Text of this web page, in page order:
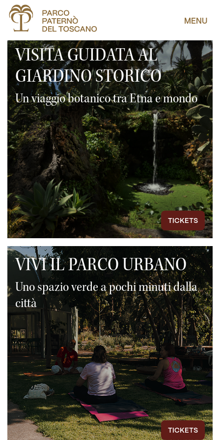
MENU
TICKETS
VISITA GUIDATA AL
GIARDINO STORICO
Un viaggio botanico tra Etna e mondo
TICKETS
VIVI IL PARCO URBANO
Uno spazio verde a pochi minuti dalla
città